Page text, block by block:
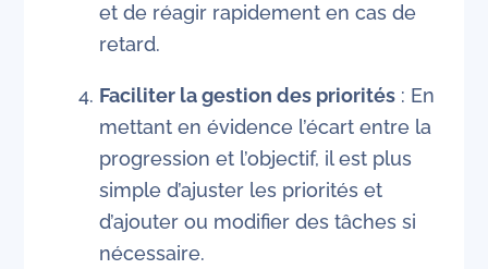
et de réagir rapidement en cas de
retard.
Faciliter la gestion des priorités: En
mettant en évidence l’écart entre la
progression et l’objectif, il est plus
simple d’ajuster les priorités et
d’ajouter ou modifier des tâches si
nécessaire.